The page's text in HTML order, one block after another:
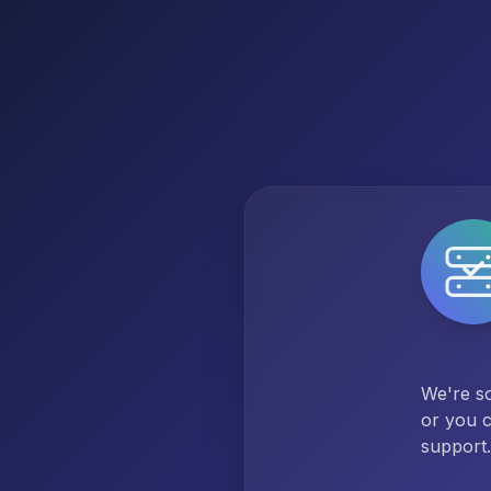
We're
or you
support.